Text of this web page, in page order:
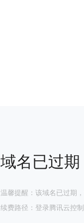
域名已过
温馨提醒：该域名已过期
续费路径：登录腾讯云控